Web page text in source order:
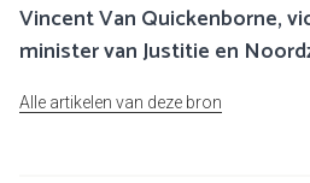
Vincent Van Quickenborne,
minister van Justitie en
Alle artikelen van deze bron